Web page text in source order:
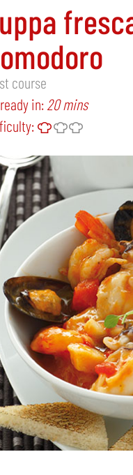
course
ready in: 20 mins